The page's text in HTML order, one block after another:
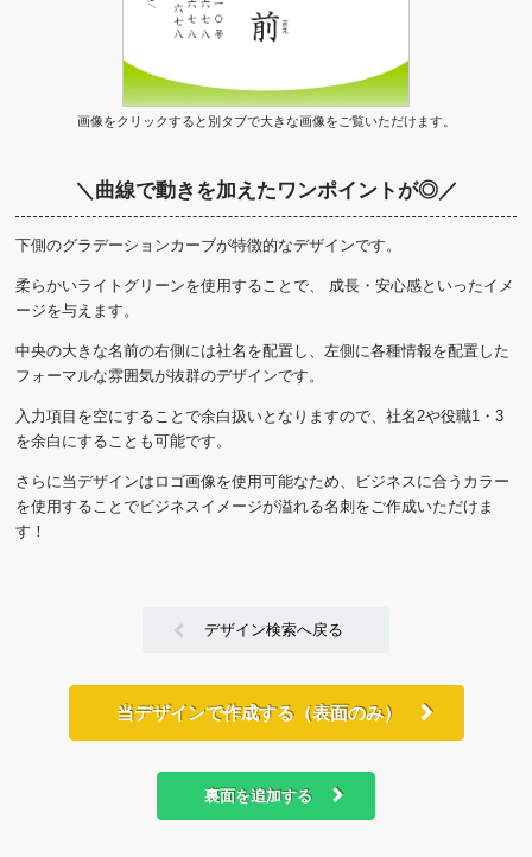
画像をクリックすると別タブで大きな画像をご覧いただけます。
＼曲線で動きを加えたワンポイントが◎／
下側のグラデーションカーブが特徴的なデザインです。
柔らかいライトグリーンを使用することで、 成長・安心感といったイメ
ージを与えます。
中央の大きな名前の右側には社名を配置し、左側に各種情報を配置した
フォーマルな雰囲気が抜群のデザインです。
入力項目を空にすることで余白扱いとなりますので、社名2や役職1・3
を余白にすることも可能です。
さらに当デザインはロゴ画像を使用可能なため、ビジネスに合うカラー
を使用することでビジネスイメージが溢れる名刺をご作成いただけま
す！
デザイン検索へ戻る
当デザインで作成する（表面のみ）
裏面を追加する